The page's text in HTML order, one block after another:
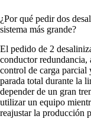
¿Por qué pedir dos
sistema más grande?
El pedido de 2
conductor redundancia,
control de carga parcial
parada total durante la
depender de un gran
utilizar un equipo
reajustar la producción